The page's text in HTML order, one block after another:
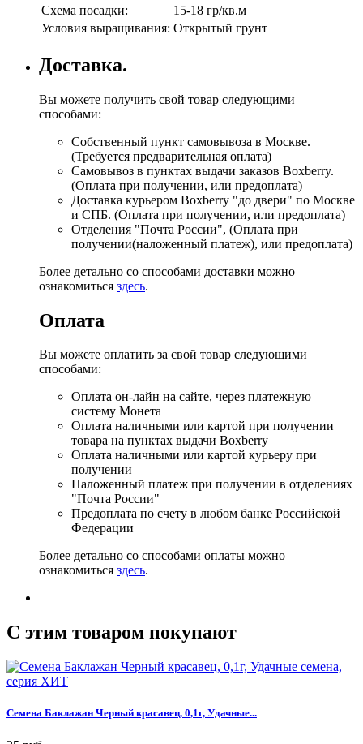
Схема посадки:
15-18 гр/кв.м
Условия выращивания: Открытый грунт
Доставка.
Вы можете получить свой товар следующими
способами:
Собственный пункт самовывоза в Москве.
(Требуется предварительная оплата)
Самовывоз в пунктах выдачи заказов Boxberry.
(Оплата при получении, или предоплата)
Доставка курьером Boxberry "до двери" по Москве
и СПБ. (Оплата при получении, или предоплата)
Отделения "Почта России", (Оплата при
получении(наложенный платеж), или предоплата)
Более детально со способами доставки можно
ознакомиться здесь.
Оплата
Вы можете оплатить за свой товар следующими
способами:
Оплата он-лайн на сайте, через платежную
систему Монета
Оплата наличными или картой при получении
товара на пунктах выдачи Boxberry
Оплата наличными или картой курьеру при
получении
Наложенный платеж при получении в отделениях
"Почта России"
Предоплата по счету в любом банке Российской
Федерации
Более детально со способами оплаты можно
ознакомиться здесь.
C этим товаром покупают
Семена Баклажан Черный красавец, 0,1г, Удачные...